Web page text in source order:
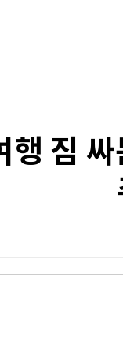
행 짐